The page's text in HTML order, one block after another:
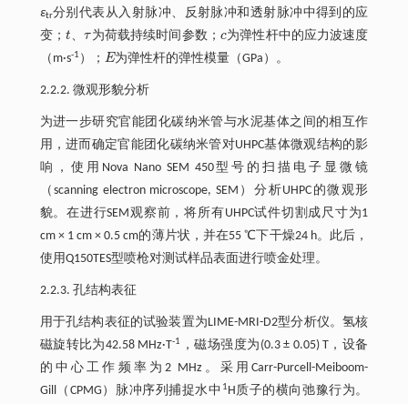
εtr分别代表从入射脉冲、反射脉冲和透射脉冲中得到的应
变； t
t、τ
τ 为荷载持续时间参数； c
c为弹性杆中的应力波速度
（m·s-1 ）； E
E 为弹性杆的弹性模量（GPa）。
2.2.2. 微观形貌分析
为进一步研究官能团化碳纳米管与水泥基体之间的相互作
用，进而确定官能团化碳纳米管对UHPC基体微观结构的影
响，使用Nova Nano SEM 450型号的扫描电子显微镜
（scanning electron microscope, SEM）分析UHPC的微观形
貌。在进行SEM观察前，将所有UHPC试件切割成尺寸为1
cm × 1 cm × 0.5 cm的薄片状，并在55 ℃下干燥24 h。此后，
使用Q150TES型喷枪对测试样品表面进行喷金处理。
2.2.3. 孔结构表征
用于孔结构表征的试验装置为LIME-MRI-D2型分析仪。氢核
磁旋转比为42.58 MHz·T-1
，磁场强度为(0.3 ± 0.05) T，设备
的中心工作频率为2 MHz。采用Carr-Purcell-Meiboom-
Gill（CPMG）脉冲序列捕捉水中 1 H质子的横向弛豫行为。